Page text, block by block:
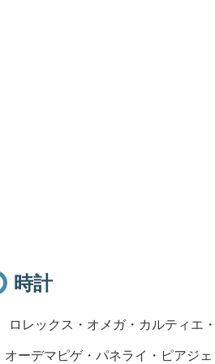
時計
ロレックス・オメガ・カルティ
オーデマピゲ・パネライ・ピアジ